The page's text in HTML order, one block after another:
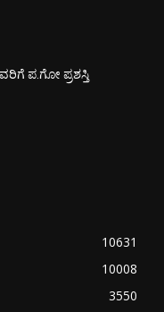
ಪ.ಗೋ ಪ್ರಶಸ್ತಿ
10631
10008
3550